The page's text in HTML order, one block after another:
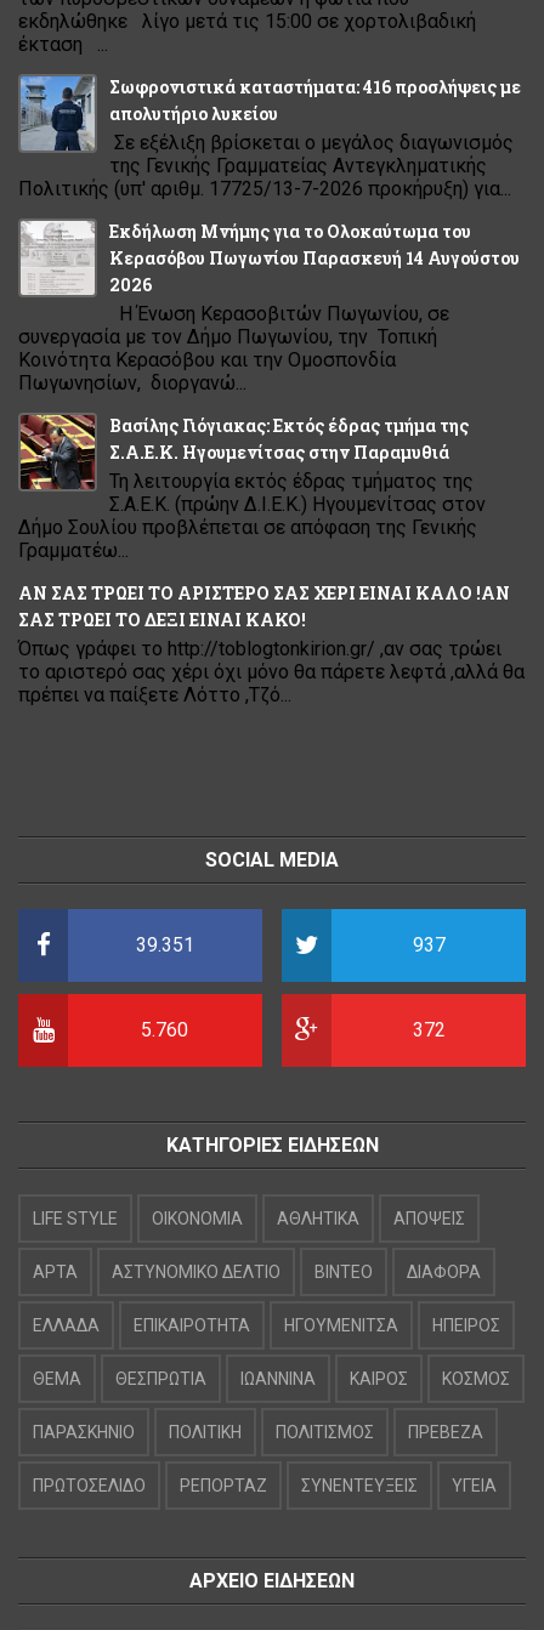
εκδηλώθηκε λίγο μετά τις 15:00 σε χορτολιβαδική
έκταση ...
Σωφρονιστικά καταστήματα: 416 προσλήψεις με
απολυτήριο λυκείου
Σε εξέλιξη βρίσκεται ο μεγάλος διαγωνισμός
της Γενικής Γραμματείας Αντεγκληματικής
Πολιτικής (υπ' αριθμ. 17725/13-7-2026 προκήρυξη) για...
Εκδήλωση Μνήμης για το Ολοκαύτωμα του
Κερασόβου Πωγωνίου Παρασκευή 14 Αυγούστου
2026
Η Ένωση Κερασοβιτών Πωγωνίου, σε
συνεργασία με τον Δήμο Πωγωνίου, την Τοπική
Κοινότητα Κερασόβου και την Ομοσπονδία
Πωγωνησίων, διοργανώ...
Βασίλης Γιόγιακας: Εκτός έδρας τμήμα της
Σ.Α.Ε.Κ. Ηγουμενίτσας στην Παραμυθιά
Τη λειτουργία εκτός έδρας τμήματος της
Σ.Α.Ε.Κ. (πρώην Δ.Ι.Ε.Κ.) Ηγουμενίτσας στον
Δήμο Σουλίου προβλέπεται σε απόφαση της Γενικής
Γραμματέω...
ΑΝ ΣΑΣ ΤΡΩΕΙ ΤΟ ΑΡΙΣΤΕΡΟ ΣΑΣ ΧΕΡΙ ΕΙΝΑΙ ΚΑΛΟ !ΑΝ
ΣΑΣ ΤΡΩΕΙ ΤΟ ΔΕΞΙ ΕΙΝΑΙ ΚΑΚΟ!
Όπως γράφει το http://toblogtonkirion.gr/ ,αν σας τρώει
το αριστερό σας χέρι όχι μόνο θα πάρετε λεφτά ,αλλά θα
πρέπει να παίξετε Λόττο ,Τζό...
SOCIAL MEDIA
39.351 937
5.760 372
ΚΑΤΗΓΟΡΙΕΣ ΕΙΔΗΣΕΩΝ
LIFE STYLE OIKONOMIA ΑΘΛΗΤΙΚΑ ΑΠΟΨΕΙΣ
ΑΡΤΑ ΑΣΤΥΝΟΜΙΚΟ ΔΕΛΤΙΟ ΒΙΝΤΕΟ ΔΙΑΦΟΡΑ
ΕΛΛΑΔΑ ΕΠΙΚΑΙΡΟΤΗΤΑ ΗΓΟΥΜΕΝΙΤΣΑ ΗΠΕΙΡΟΣ
ΘΕΜΑ ΘΕΣΠΡΩΤΙΑ ΙΩΑΝΝΙΝΑ ΚΑΙΡΟΣ ΚΟΣΜΟΣ
ΠΑΡΑΣΚΗΝΙΟ ΠΟΛΙΤΙΚΗ ΠΟΛΙΤΙΣΜΟΣ ΠΡΕΒΕΖΑ
ΠΡΩΤΟΣΕΛΙΔΟ ΡΕΠΟΡΤΑΖ ΣΥΝΕΝΤΕΥΞΕΙΣ ΥΓΕΙΑ
ΑΡΧΕΙΟ ΕΙΔΗΣΕΩΝ